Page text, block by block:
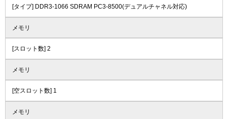
[タイプ] DDR3-1066 SDRAM PC3-8500(デュアルチャネル対応)
メモリ
[スロット数] 2
メモリ
[空スロット数] 1
メモリ